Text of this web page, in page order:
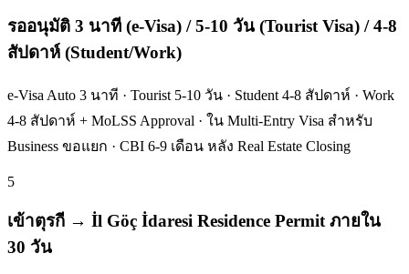
รออนุมัติ 3 นาที (e-Visa) / 5-10 วัน (Tourist Visa) / 4-8
สัปดาห์ (Student/Work)
e-Visa Auto 3 นาที · Tourist 5-10 วัน · Student 4-8 สัปดาห์ · Work
4-8 สัปดาห์ + MoLSS Approval · ใน Multi-Entry Visa สำหรับ
Business ขอแยก · CBI 6-9 เดือน หลัง Real Estate Closing
5
เข้าตุรกี → İl Göç İdaresi Residence Permit ภายใน
30 วัน